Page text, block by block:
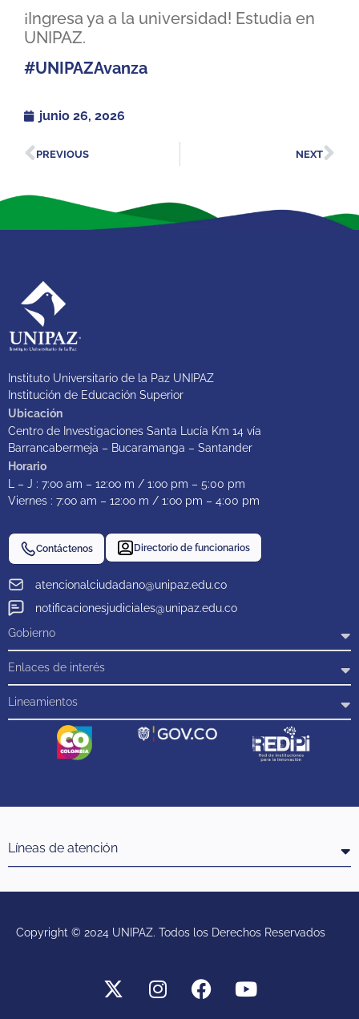
¡Ingresa ya a la universidad! Estudia en
UNIPAZ.
#UNIPAZAvanza
junio 26, 2026
PREVIOUS NEXT
Instituto Universitario de la Paz UNIPAZ
Institución de Educación Superior
Ubicación
Centro de Investigaciones Santa Lucía Km 14 vía
Barrancabermeja – Bucaramanga – Santander
Horario
L – J : 7:oo am – 12:oo m / 1:oo pm – 5:00 pm
Viernes : 7:oo am – 12:oo m / 1:oo pm – 4:00 pm
atencionalciudadano@unipaz.edu.co
notificacionesjudiciales@unipaz.edu.co
Contáctenos Directorio de funcionarios
Gobierno
Enlaces de interés
Lineamientos
Líneas de atención
Copyright © 2024 UNIPAZ. Todos los Derechos Reservados